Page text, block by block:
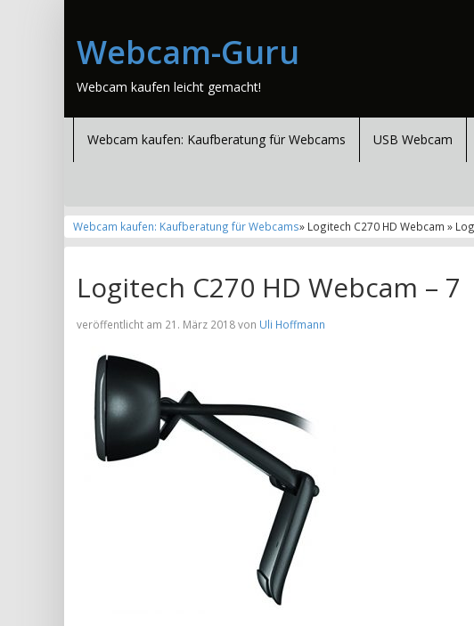
Webcam-Guru
Webcam kaufen leicht gemacht!
Webcam kaufen: Kaufberatung für Webcams USB Webcam
Webcam kaufen: Kaufberatung für Webcams» Logitech C270 HD Webcam »
Logitech C270 HD Webcam – 7
veröffentlicht am 21. März 2018 von Uli Hoffmann